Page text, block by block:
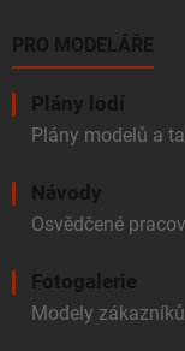
PRO MODELÁŘE
Plány lodí
Plány modelů a
Návody
Osvědčené
Fotogalerie
Modely